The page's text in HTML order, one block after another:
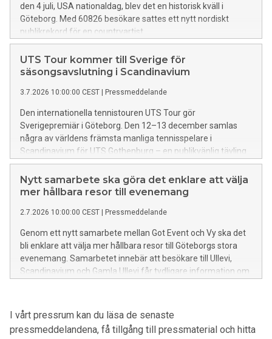
den 4 juli, USA nationaldag, blev det en historisk kväll i
Göteborg. Med 60826 besökare sattes ett nytt nordiskt
publikrekord för en countryartist.
UTS Tour kommer till Sverige för
säsongsavslutning i Scandinavium
3.7.2026 10:00:00 CEST Pressmeddelande
Den internationella tennistouren UTS Tour gör
Sverigepremiär i Göteborg. Den 12–13 december samlas
några av världens främsta manliga tennisspelare i
Scandinavium för UTS Gothenburg – en publikvänlig tävling
som kombinerar snabb och spektakulär tennis med en
elektrisk atmosfär. Biljetterna släpps i augusti, då även de
första namnen i det stjärnspäckade startfältet offentliggörs.
Nytt samarbete ska göra det enklare att välja
mer hållbara resor till evenemang
2.7.2026 10:00:00 CEST Pressmeddelande
Genom ett nytt samarbete mellan Got Event och Vy ska det
bli enklare att välja mer hållbara resor till Göteborgs stora
evenemang. Samarbetet innebär att besökare till Ullevi,
Scandinavium och Gamla Ullevi får tydligare information om
I vårt pressrum kan du läsa de senaste
pressmeddelandena, få tillgång till pressmaterial och hitta